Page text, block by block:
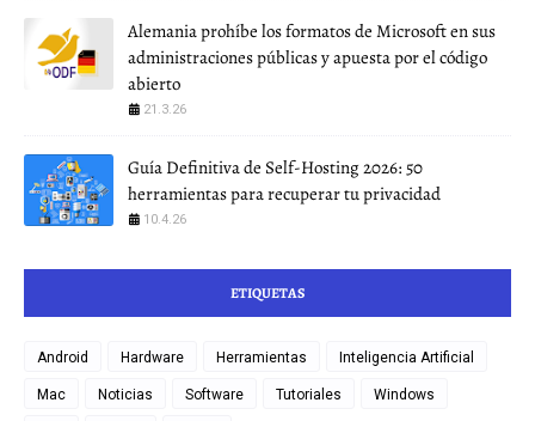
Alemania prohíbe los formatos de Microsoft en sus
administraciones públicas y apuesta por el código
abierto
21.3.26
Guía Definitiva de Self-Hosting 2026: 50
herramientas para recuperar tu privacidad
10.4.26
ETIQUETAS
Android Hardware Herramientas Inteligencia Artificial
Mac Noticias Software Tutoriales Windows